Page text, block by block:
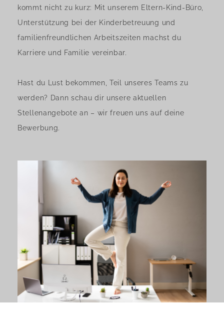
kommt nicht zu kurz: Mit unserem Eltern-Kind-Büro,
Unterstützung bei der Kinderbetreuung und
familienfreundlichen Arbeitszeiten machst du
Karriere und Familie vereinbar.
Hast du Lust bekommen, Teil unseres Teams zu
werden? Dann schau dir unsere aktuellen
Stellenangebote an – wir freuen uns auf deine
Bewerbung.